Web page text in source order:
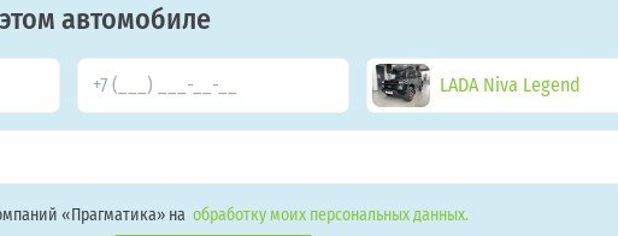
автомобиле
LADA Niva Legend
«Прагматика» на обработку моих персональных данных.